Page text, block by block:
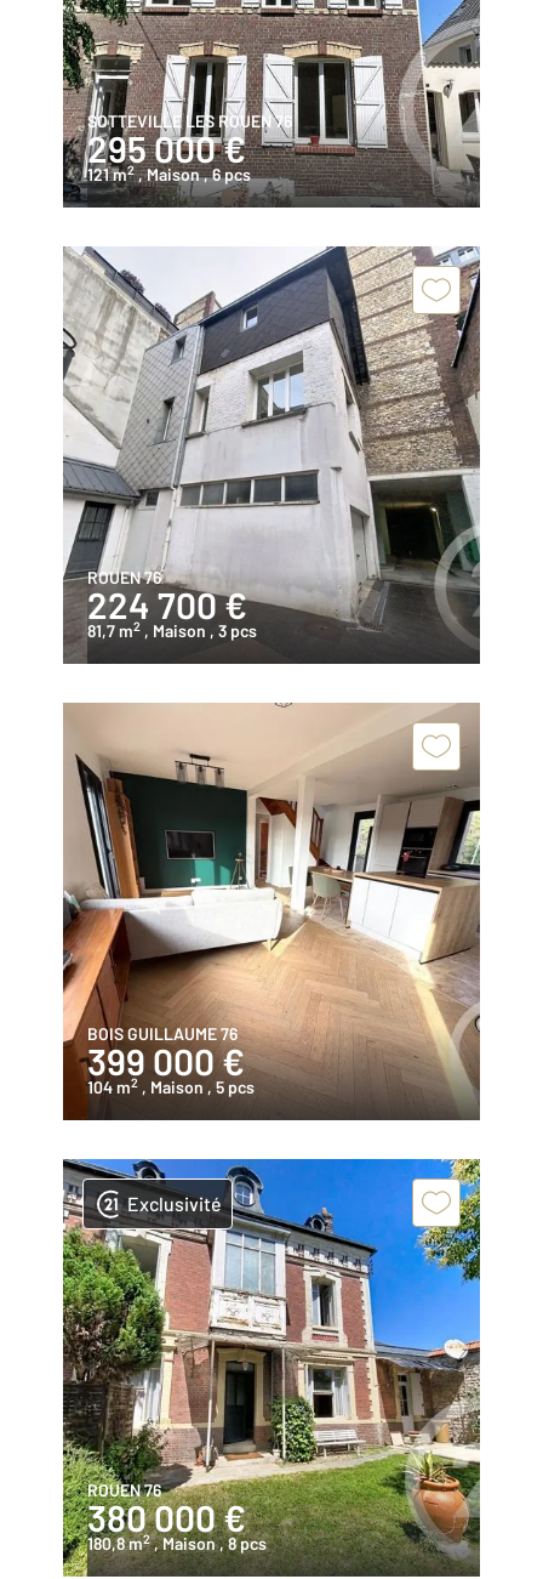
SOTTEVILLE LES ROUEN 76
295 000 €
121 m2 , Maison, 6 pcs
ROUEN 76
224 700 €
81,7 m2 , Maison , 3 pcs
BOIS GUILLAUME 76
399 000 €
104 m2 , Maison , 5 pcs
Exclusivité
ROUEN 76
380 000 €
180,8 m2 , Maison, 8 pcs